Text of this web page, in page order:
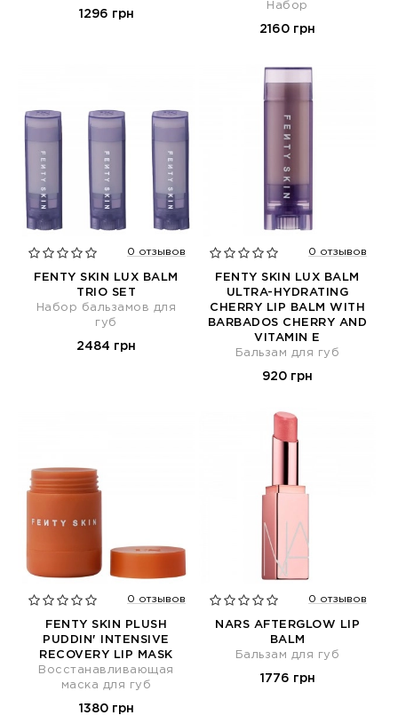
1296 грн
Набор
2160 грн
0 отзывов
FENTY SKIN LUX BALM
TRIO SET
Набор бальзамов для
губ
2484 грн
0 отзывов
FENTY SKIN LUX BALM
ULTRA-HYDRATING
CHERRY LIP BALM WITH
BARBADOS CHERRY AND
VITAMIN E
Бальзам для губ
920 грн
0 отзывов
FENTY SKIN PLUSH
PUDDIN' INTENSIVE
RECOVERY LIP MASK
Восстанавливающая
маска для губ
1380 грн
0 отзывов
NARS AFTERGLOW LIP
BALM
Бальзам для губ
1776 грн